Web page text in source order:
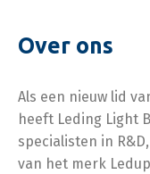
Over ons
Als een nieuw lid
heeft Leding Light
specialisten in
van het merk